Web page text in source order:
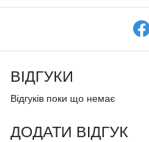
ВІДГУКИ
Відгуків поки що немає
ДОДАТИ ВІДГУК